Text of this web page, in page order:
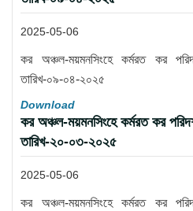
2025-05-06
কর অঞ্চল-ময়মনসিংহে কর্মরত কর
তারিখ-০৯-০৪-২০২৫
Download
কর অঞ্চল-ময়মনসিংহে কর্মরত কর
তারিখ-২০-০৩-২০২৫
2025-05-06
কর অঞ্চল-ময়মনসিংহে কর্মরত কর